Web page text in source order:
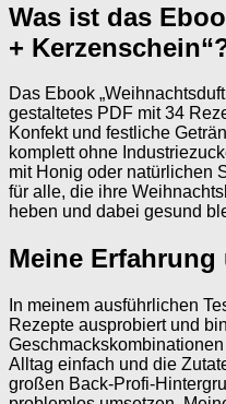
Was ist das
+
Das Ebook
gestaltetes PDF mit 34
Konfekt und festliche
komplett ohne
mit Honig oder natürlichen
für alle, die ihre
heben und dabei gesund
Meine
In meinem ausführlichen
Rezepte ausprobiert und
Alltag einfach und die
großen Back-Profi-